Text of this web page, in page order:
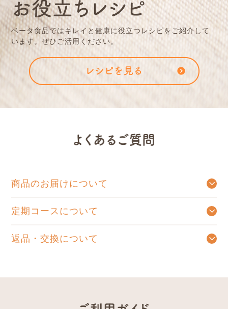
ベータ⾷品ではキレイと健康に役⽴つレシピをご紹介して
います。ぜひご活⽤ください。
商品のお届けについて
定期コースについて
返品・交換について